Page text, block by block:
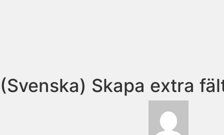
(Svenska) Skapa extra